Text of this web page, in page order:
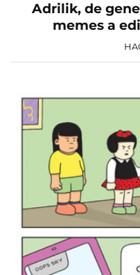
Adrilik, de
memes a